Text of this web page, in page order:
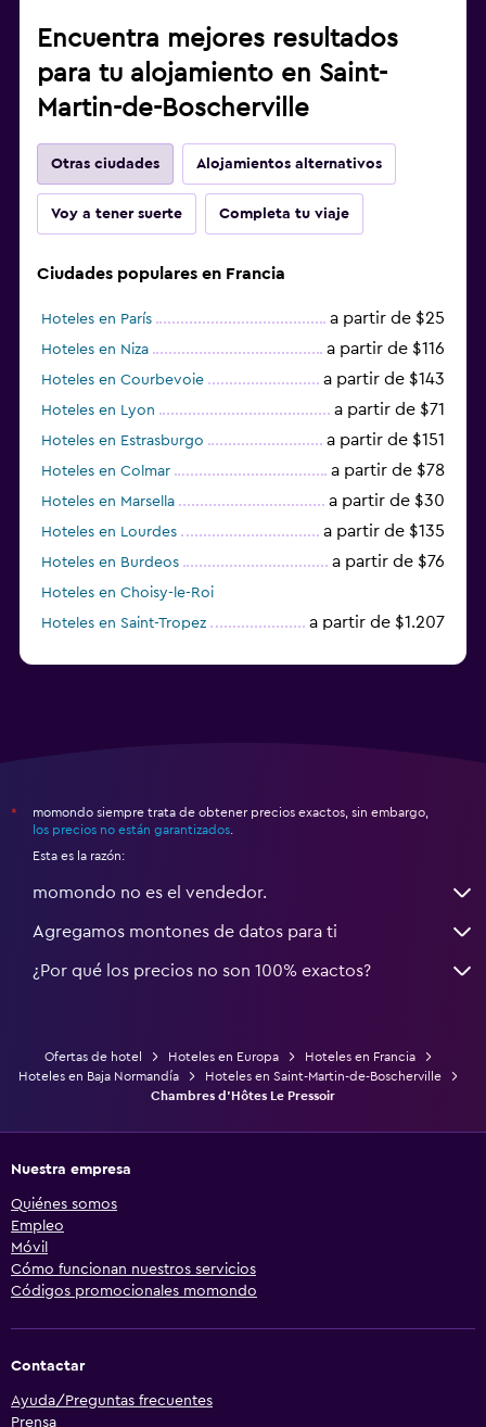
Encuentra mejores resultados
para tu alojamiento en Saint-
Martin-de-Boscherville
Otras ciudades Alojamientos alternativos
Voy a tener suerte Completa tu viaje
Ciudades populares en Francia
Hoteles en París a partir de $25
Hoteles en Niza a partir de $116
Hoteles en Courbevoie a partir de $143
Hoteles en Lyon a partir de $71
Hoteles en Estrasburgo a partir de $151
Hoteles en Colmar a partir de $78
Hoteles en Marsella a partir de $30
Hoteles en Lourdes a partir de $135
Hoteles en Burdeos a partir de $76
Hoteles en Choisy-le-Roi
Hoteles en Saint-Tropez
a partir de $1.207
*
momondo siempre trata de obtener precios exactos, sin embargo,
los precios no están garantizados
Esta es la razón:
momondo no es el vendedor.
Agregamos montones de datos para ti
¿Por qué los precios no son 100% exactos?
Ofertas de hotel Hoteles en Europa
Hoteles en Francia
Hoteles en Baja Normandía
Hoteles en Saint-Martin-de-Boscherville
Chambres d'Hôtes Le Pressoir
Nuestra empresa
Quiénes somos
Empleo
Móvil
Cómo funcionan nuestros servicios
Códigos promocionales momondo
Contactar
Ayuda/Preguntas frecuentes
Prensa